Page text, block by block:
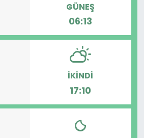
GÜNEŞ
06:13
İKINDI
17:10